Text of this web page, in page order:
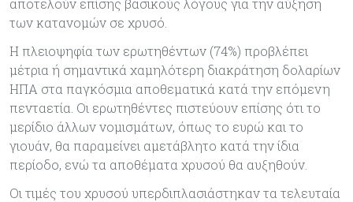
αποτελούν επίσης βασικούς λόγους για την αύξηση
των κατανομών σε χρυσό.
Η πλειοψηφία των ερωτηθέντων (74%) προβλέπει
μέτρια ή σημαντικά χαμηλότερη διακράτηση δολαρίων
ΗΠΑ στα παγκόσμια αποθεματικά κατά την επόμενη
πενταετία. Οι ερωτηθέντες πιστεύουν επίσης ότι το
μερίδιο άλλων νομισμάτων, όπως το ευρώ και το
γιουάν, θα παραμείνει αμετάβλητο κατά την ίδια
περίοδο, ενώ τα αποθέματα χρυσού θα αυξηθούν.
Οι τιμές του χρυσού υπερδιπλασιάστηκαν τα τελευταία